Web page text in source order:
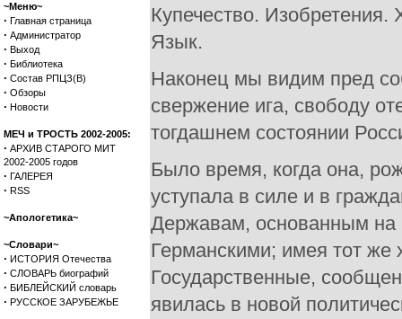
~Меню~
· Главная страница
· Администратор
· Выход
· Библиотека
· Состав РПЦЗ(В)
· Обзоры
· Новости
МЕЧ и ТРОСТЬ 2002-2005:
· АРХИВ СТАРОГО МИТ
2002-2005 годов
· ГАЛЕРЕЯ
· RSS
~Апологетика~
~Словари~
· ИСТОРИЯ Отечества
· СЛОВАРЬ биографий
· БИБЛЕЙСКИЙ словарь
· РУССКОЕ ЗАРУБЕЖЬЕ
Купечество.
Язык.
Наконец мы видим пред
свержение ига, свободу
тогдашнем состоянии
Было время, когда она,
уступала в силе и в
Державам, основанным на
Германскими; имея тот же
Государственные,
явилась в новой